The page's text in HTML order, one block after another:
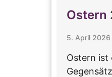
Ostern
5. April 2026
Ostern ist